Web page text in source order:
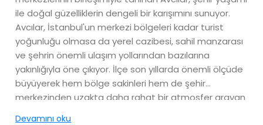
ile doğal güzelliklerin dengeli bir karışımını sunuyor.
Avcılar, İstanbul'un merkezi bölgeleri kadar turist
yoğunluğu olmasa da yerel cazibesi, sahil manzarası
ve şehrin önemli ulaşım yollarından bazılarına
yakınlığıyla öne çıkıyor. İlçe son yıllarda önemli ölçüde
büyüyerek hem bölge sakinleri hem de şehir
merkezinden uzakta daha rahat bir atmosfer arayan
Devamını oku